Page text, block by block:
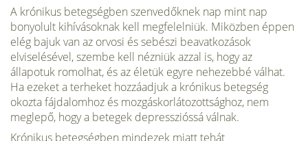
A krónikus betegségben szenvedőknek nap mint nap
bonyolult kihívásoknak kell megfelelniük. Miközben éppen
elég bajuk van az orvosi és sebészi beavatkozások
elviselésével, szembe kell nézniük azzal is, hogy az
állapotuk romolhat, és az életük egyre nehezebbé válhat.
Ha ezeket a terheket hozzáadjuk a krónikus betegség
okozta fájdalomhoz és mozgáskorlátozott­sághoz, nem
meglepő, hogy a betegek depresszióssá válnak.
Krónikus betegségben mindezek miatt tehát